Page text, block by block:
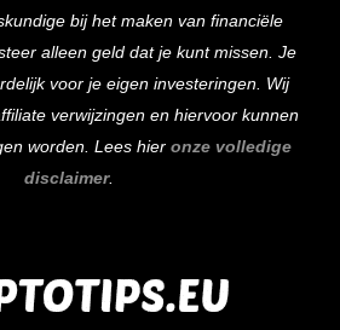
bij het maken van financiële
alleen geld dat je kunt missen. Je
voor je eigen investeringen. Wij
verwijzingen en hiervoor kunnen
worden. Lees hier onze volledige
disclaimer.